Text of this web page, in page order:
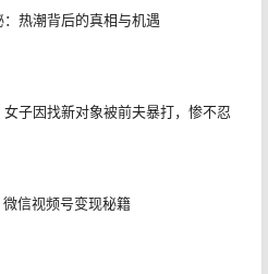
热潮背后的真相与机遇
子因找新对象被前夫暴打，惨不忍
信视频号变现秘籍